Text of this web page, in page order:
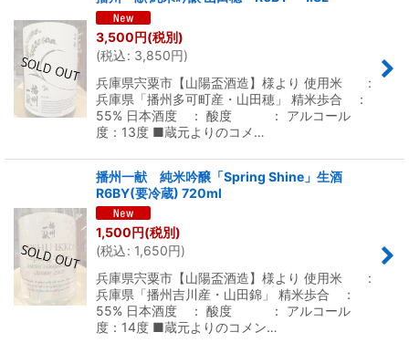
3,500円(税別)
(税込: 3,850円)
兵庫県宍粟市【山陽盃酒造】様より 使用米 :
兵庫県「播州多可町産・山田穂」 精米歩合 ：
55% 日本酒度 ： 酸度 ： アルコール
度：13度 ■蔵元よりのコメ…
播州一献 純米吟醸「Spring Shine」生酒
R6BY(要冷蔵) 720ml
1,500円(税別)
(税込: 1,650円)
兵庫県宍粟市【山陽盃酒造】様より 使用米 :
兵庫県「播州吉川産・山田錦」 精米歩合 ：
55% 日本酒度 ： 酸度 ： アルコール
度：14度 ■蔵元よりのコメン…